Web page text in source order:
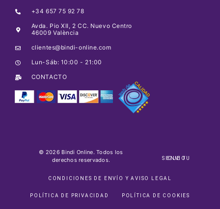
+34 657 75 92 78
Avda. Pio XII, 2 CC. Nuevo Centro
46009 València
clientes@bindi-online.com
Lun-Sáb: 10:00 - 21:00
CONTACTO
© 2026 Bindi Online. Todos los
derechos reservados.
SIGUE TU ENVIO
CONDICIONES DE ENVÍO Y AVISO LEGAL
POLÍTICA DE PRIVACIDAD POLÍTICA DE COOKIES